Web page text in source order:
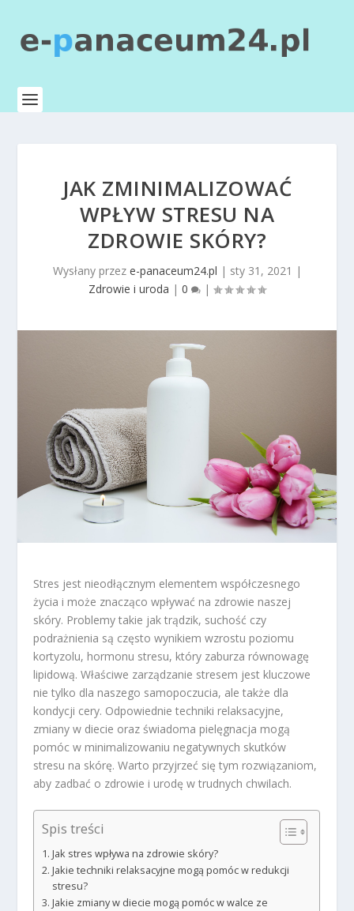
JAK ZMINIMALIZOWAĆ
WPŁYW STRESU NA
ZDROWIE SKÓRY?
Wysłany przez e-panaceum24.pl | sty 31, 2021 |
Zdrowie i uroda | 0 |
Stres jest nieodłącznym elementem współczesnego
życia i może znacząco wpływać na zdrowie naszej
skóry. Problemy takie jak trądzik, suchość czy
podrażnienia są często wynikiem wzrostu poziomu
kortyzolu, hormonu stresu, który zaburza równowagę
lipidową. Właściwe zarządzanie stresem jest kluczowe
nie tylko dla naszego samopoczucia, ale także dla
kondycji cery. Odpowiednie techniki relaksacyjne,
zmiany w diecie oraz świadoma pielęgnacja mogą
pomóc w minimalizowaniu negatywnych skutków
stresu na skórę. Warto przyjrzeć się tym rozwiązaniom,
aby zadbać o zdrowie i urodę w trudnych chwilach.
Spis treści
Jak stres wpływa na zdrowie skóry?
Jakie techniki relaksacyjne mogą pomóc w redukcji
stresu?
Jakie zmiany w diecie mogą pomóc w walce ze